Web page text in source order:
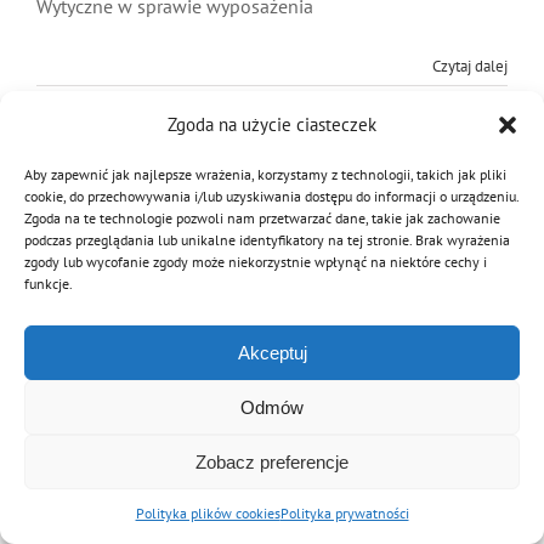
Zgoda na użycie ciasteczek
Aby zapewnić jak najlepsze wrażenia, korzystamy z technologii, takich jak pliki
cookie, do przechowywania i/lub uzyskiwania dostępu do informacji o urządzeniu.
Zgoda na te technologie pozwoli nam przetwarzać dane, takie jak zachowanie
podczas przeglądania lub unikalne identyfikatory na tej stronie. Brak wyrażenia
zgody lub wycofanie zgody może niekorzystnie wpłynąć na niektóre cechy i
funkcje.
Akceptuj
Odmów
Zobacz preferencje
Polityka plików cookiesPolityka prywatności
PNWM
Floriany
Historia
Poradnik
Sklep
Wytyczne w sprawie wyposażenia
Czytaj dalej
© Copyright 2012 - 2026 | Związek OSP RP
Archiwalna wersja strony